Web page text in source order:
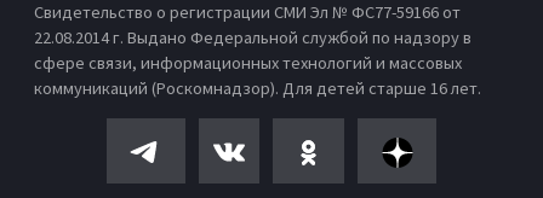
Свидетельство о регистрации СМИ Эл № ФС77-59166 от
22.08.2014 г. Выдано Федеральной службой по надзору в
сфере связи, информационных технологий и массовых
коммуникаций (Роскомнадзор). Для детей старше 16 лет.